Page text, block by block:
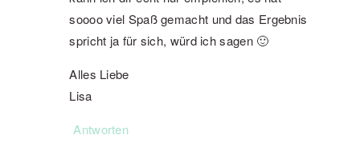
soooo viel Spaß gemacht und das Ergebnis
spricht ja für sich, würd ich sagen 🙂
Alles Liebe
Lisa
Antworten